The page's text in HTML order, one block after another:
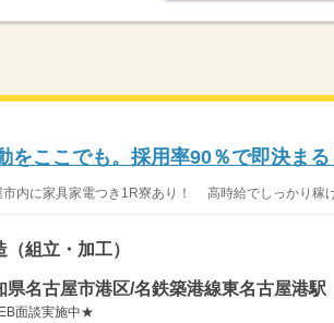
をここでも。採用率90％で即決ま
内に家具家電つき1R寮あり！ 高時給でしっかり稼げ
（組立・加工）
県名古屋市港区/名鉄築港線東名古屋港駅
面談実施中★